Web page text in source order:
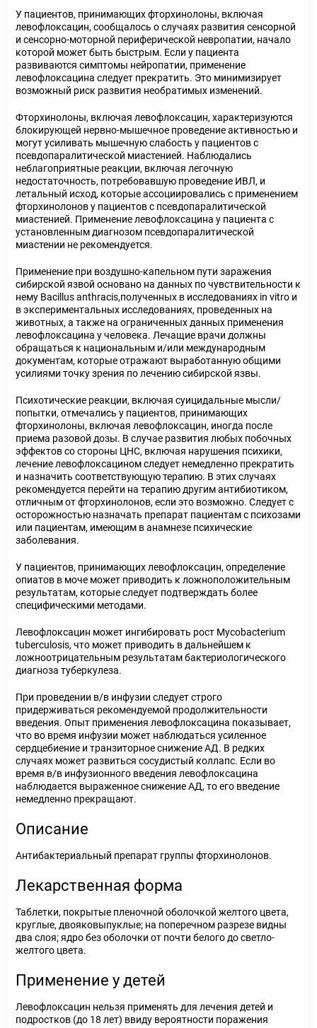
У пациентов, принимающих фторхинолоны, включая
левофлоксацин, сообщалось о случаях развития сенсорной
и сенсорно-моторной периферической невропатии, начало
которой может быть быстрым. Если у пациента
развиваются симптомы нейропатии, применение
левофлоксацина следует прекратить. Это минимизирует
возможный риск развития необратимых изменений.
Фторхинолоны, включая левофлоксацин, характеризуются
блокирующей нервно-мышечное проведение активностью и
могут усиливать мышечную слабость у пациентов с
псевдопаралитической миастенией. Наблюдались
неблагоприятные реакции, включая легочную
недостаточность, потребовавшую проведение ИВЛ, и
летальный исход, которые ассоциировались с применением
фторхинолонов у пациентов с псевдопаралитической
миастенией. Применение левофлоксацина у пациента с
установленным диагнозом псевдопаралитической
миастении не рекомендуется.
Применение при воздушно-капельном пути заражения
сибирской язвой основано на данных по чувствительности к
нему Bacillus anthrасis,полученных в исследованиях in vitro и
в экспериментальных исследованиях, проведенных на
животных, а также на ограниченных данных применения
левофлоксацина у человека. Лечащие врачи должны
обращаться к национальным и/или международным
документам, которые отражают выработанную общими
усилиями точку зрения по лечению сибирской язвы.
Психотические реакции, включая суицидальные мысли/
попытки, отмечались у пациентов, принимающих
фторхинолоны, включая левофлоксацин, иногда после
приема разовой дозы. В случае развития любых побочных
эффектов со стороны ЦНС, включая нарушения психики,
лечение левофлоксацином следует немедленно прекратить
и назначить соответствующую терапию. В этих случаях
рекомендуется перейти на терапию другим антибиотиком,
отличным от фторхинолонов, если это возможно. Следует с
осторожностью назначать препарат пациентам с психозами
или пациентам, имеющим в анамнезе психические
заболевания.
У пациентов, принимающих левофлоксацин, определение
опиатов в моче может приводить к ложноположительным
результатам, которые следует подтверждать более
специфическими методами.
Левофлоксацин может ингибировать рост Mycobacterium
tuberculosis, что может приводить в дальнейшем к
ложноотрицательным результатам бактериологического
диагноза туберкулеза.
При проведении в/в инфузии следует строго
придерживаться рекомендуемой продолжительности
введения. Опыт применения левофлоксацина показывает,
что во время инфузии может наблюдаться усиленное
сердцебиение и транзиторное снижение АД. В редких
случаях может развиться сосудистый коллапс. Если во
время в/в инфузионного введения левофлоксацина
наблюдается выраженное снижение АД, то его введение
немедленно прекращают.
Описание
Антибактериальный препарат группы фторхинолонов.
Лекарственная форма
Таблетки, покрытые пленочной оболочкой желтого цвета,
круглые, двояковыпуклые; на поперечном разрезе видны
два слоя; ядро без оболочки от почти белого до светло-
желтого цвета.
Применение у детей
Левофлоксацин нельзя применять для лечения детей и
подростков (до 18 лет) ввиду вероятности поражения